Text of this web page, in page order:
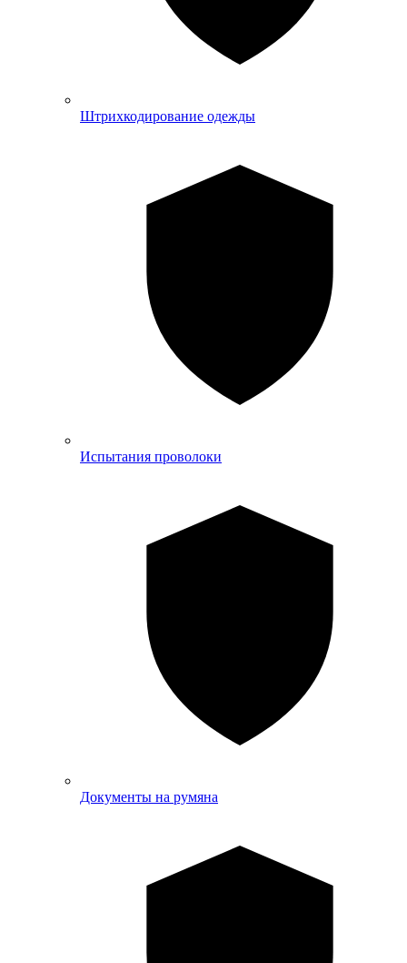
Штрихкодирование одежды
Испытания проволоки
Документы на румяна